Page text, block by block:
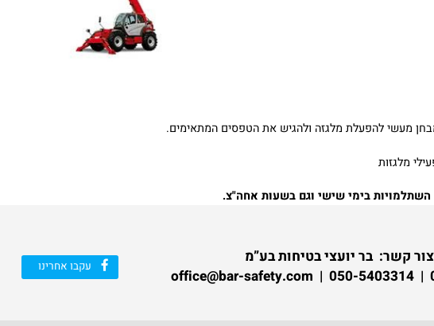
להפעלת מלגזה ולהגיש את הטפסים המתאימים.
בימי שישי וגם בשעות אחה"צ.